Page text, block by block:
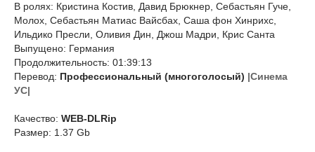
В ролях: Кристина Костив, Давид Брюкнер, Себастьян Гуче,
Молох, Себастьян Матиас Вайсбах, Саша фон Хинрихс,
Ильдико Пресли, Оливия Дин, Джош Мадри, Крис Санта
Выпущено: Германия
Продолжительность: 01:39:13
Перевод: Профессиональный (многоголосый) |Синема
УС|
Качество: WEB-DLRip
Размер: 1.37 Gb